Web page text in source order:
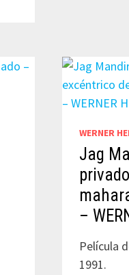
WERNER
Jag
–
Película
1991.